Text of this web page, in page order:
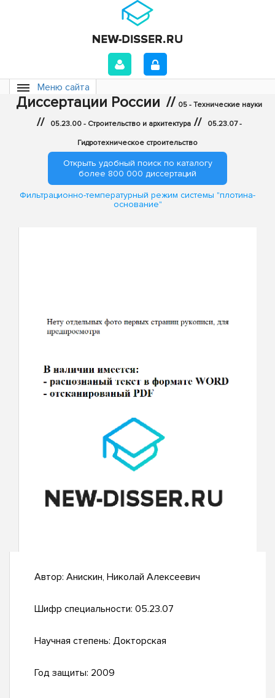
Меню сайта
Диссертации России // 05 - Технические науки
// 05.23.00 - Строительство и архитектура // 05.23.07 -
Гидротехническое строительство
Открыть удобный поиск по каталогу
более 800 000 диссертаций
Фильтрационно-температурный режим системы "плотина-
основание"
Автор: Анискин, Николай Алексеевич
Шифр специальности: 05.23.07
Научная степень: Докторская
Год защиты: 2009